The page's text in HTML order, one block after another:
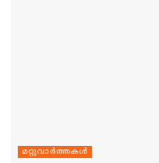
മറ്റുവാര്‍ത്തകള്‍